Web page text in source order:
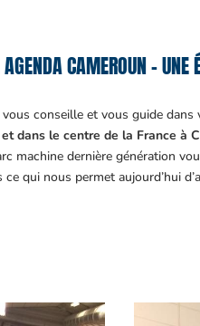
CAMEROUN – UNE
conseille et vous guide
dans le centre de la France à
machine dernière génération
qui nous permet aujourd’hui